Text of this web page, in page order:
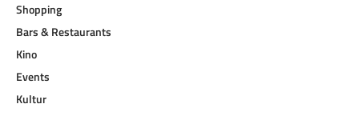
Shopping
Bars & Restaurants
Kino
Events
Kultur